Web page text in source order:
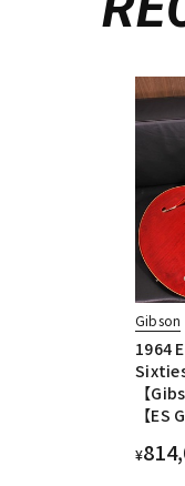
Gibson
1964
【
【ES
¥